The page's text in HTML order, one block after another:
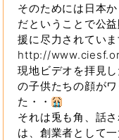
そのためには日本
だということで公
援に尽力されていま
http://
現地ビデオを拝見
の子供たちの顔が
た・・
それは兎も角、話
は、創業者として